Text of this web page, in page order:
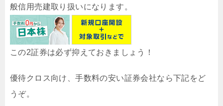
般信用売建取り扱いになります。
この2証券は必ず抑えておきましょう！
優待クロス向け、手数料の安い証券会社なら下記をど
うぞ。